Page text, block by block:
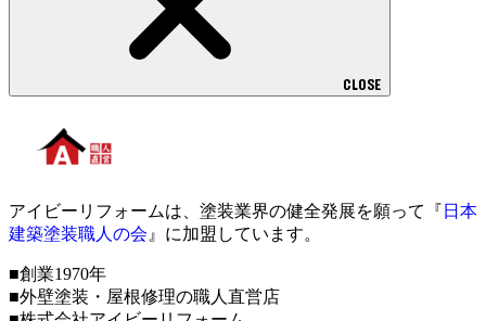
CLOSE
アイビーリフォームは、塗装業界の健全発展を願って『 日本
建築塗装職人の会 』に加盟しています。
■創業1970年
■外壁塗装・屋根修理の職人直営店